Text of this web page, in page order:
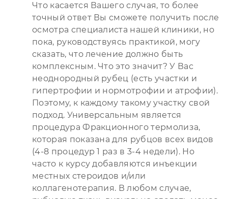
Что касается Вашего случая, то более
точный ответ Вы сможете получить после
осмотра специалиста нашей клиники, но
пока, руководствуясь практикой, могу
сказать, что лечение должно быть
комплексным. Что это значит? У Вас
неоднородный рубец (есть участки и
гипертрофии и нормотрофии и атрофии).
Поэтому, к каждому такому участку свой
подход. Универсальным является
процедура Фракционного термолиза,
которая показана для рубцов всех видов
(4-8 процедур 1 раз в 3-4 недели). Но
часто к курсу добавляются инъекции
местных стероидов и/или
коллагенотерапия. В любом случае,